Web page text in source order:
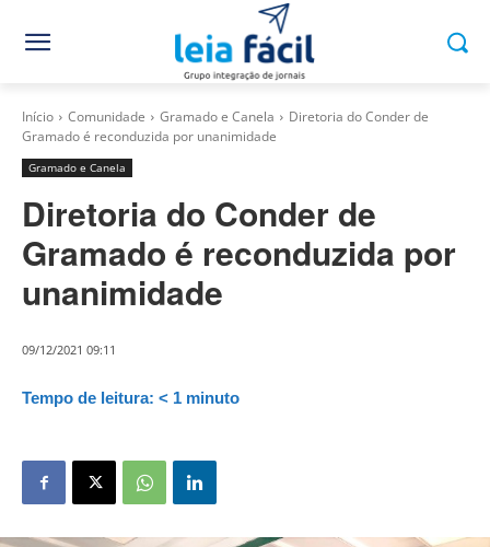
Início Comunidade Gramado e Canela
Diretoria do Conder de
Gramado é reconduzida por unanimidade
Gramado e Canela
Diretoria do Conder de
Gramado é reconduzida por
unanimidade
09/12/2021 09:11
Tempo de leitura: < 1 minuto